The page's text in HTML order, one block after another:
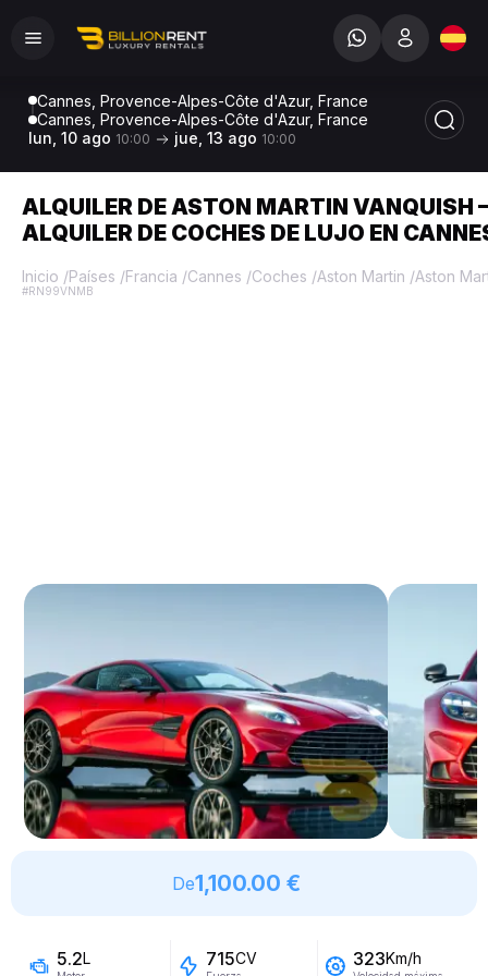
Cannes, Provence-Alpes-Côte d'Azur, France
Cannes, Provence-Alpes-Côte d'Azur, France
lun, 10 ago 10:00 jue, 13 ago 10:00
ALQUILER DE ASTON MARTIN VANQUISH –
ALQUILER DE COCHES DE LUJO EN
Inicio /Países /Francia /Cannes /Coches /Aston Martin /Aston
#RN99VNMB
De1,100.00 €
5.2L 715CV 323Km/h